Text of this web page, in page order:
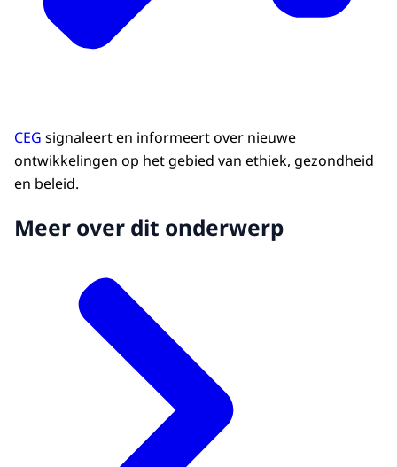
voor het opstellen van een evaluatieverslag.
laatste evaluatie vond plaats in 2024.
CEG signaleert en informeert over nieuwe
ontwikkelingen op het gebied van ethiek, gezondheid
en beleid.
Meer over dit onderwerp